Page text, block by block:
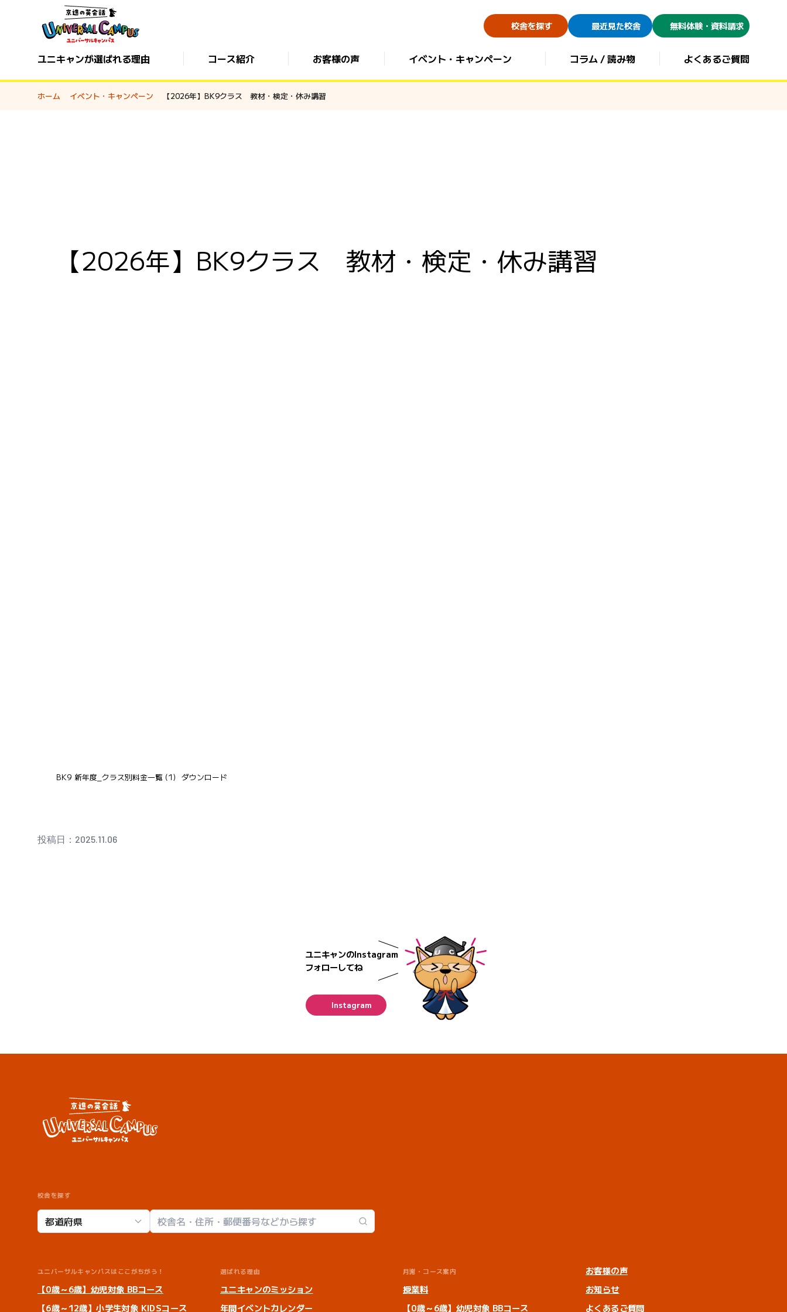
校舎を探す 最近見た校舎 無料体験・資料請求
ユニキャンが選ばれる理由 コース紹介 お客様の声 イベント・キャンペーン コラム / 読み物 よくあるご質問
ホーム イベント・キャンペーン 【2026年】BK9クラス 教材・検定・休み講習
【2026年】BK9クラス 教材・検定・休み講習
BK9 新年度_クラス別料金一覧 (1) ダウンロード
投稿日：2025.11.06
ユニキャンのInstagram
フォローしてね
Instagram
校舎を探す
校舎検索
ユニバーサルキャンパスはここがちがう！
【0歳～6歳】幼児対象 BBコース
【6歳～12歳】小学生対象 KIDSコース
選ばれる理由
ユニキャンのミッション
年間イベントカレンダー
月謝・コース案内
授業料
【0歳～6歳】幼児対象 BBコース
お客様の声
お知らせ
よくあるご質問